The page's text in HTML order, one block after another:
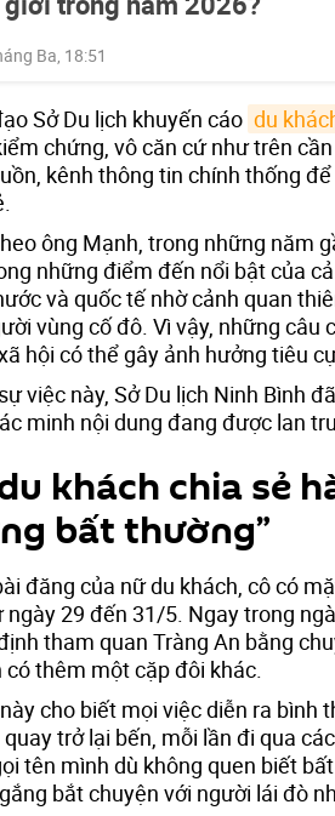
Ba, 18:51
Sở Du lịch khuyến cáo du
chứng, vô căn cứ như trên
kênh thông tin chính thống
ông Mạnh, trong những năm
những điểm đến nổi bật của
và quốc tế nhờ cảnh quan
vùng cố đô. Vì vậy, những câu
hội có thể gây ảnh hưởng tiêu
việc này, Sở Du lịch Ninh Bình
minh nội dung đang được lan
khách chia sẻ
bất thường”
đăng của nữ du khách, cô có
ngày 29 đến 31/5. Ngay trong
tham quan Tràng An bằng
có thêm một cặp đôi khác.
cho biết mọi việc diễn ra bình
trở lại bến, mỗi lần đi qua
tên mình dù không quen biết
bắt chuyện với người lái đò